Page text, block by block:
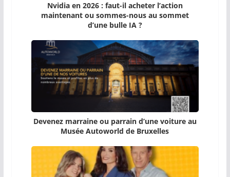
Nvidia en 2026 : faut-il acheter l’action
maintenant ou sommes-nous au sommet
d’une bulle IA ?
Devenez marraine ou parrain d’une voiture au
Musée Autoworld de Bruxelles